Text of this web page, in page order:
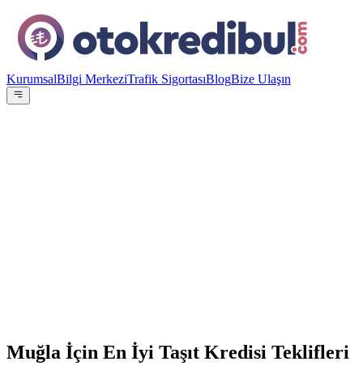
KurumsalBilgi MerkeziTrafik SigortasıBlogBize Ulaşın
Muğla İçin En İyi Taşıt Kredisi Teklifleri